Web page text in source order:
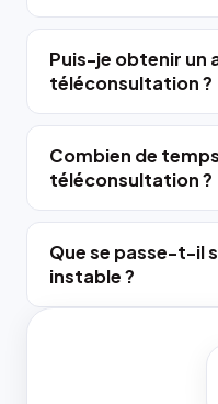
Puis-je obtenir un
téléconsultation ?
Combien de
téléconsultation ?
Que se passe-t-il
instable ?